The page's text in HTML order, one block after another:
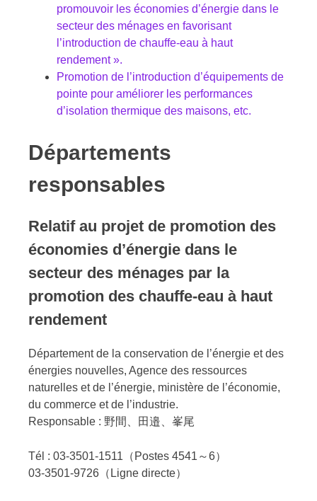
promouvoir les économies d’énergie dans le
secteur des ménages en favorisant
l’introduction de chauffe-eau à haut
rendement ».
Promotion de l’introduction d’équipements de
pointe pour améliorer les performances
d’isolation thermique des maisons, etc.
Départements
responsables
Relatif au projet de promotion des
économies d’énergie dans le
secteur des ménages par la
promotion des chauffe-eau à haut
rendement
Département de la conservation de l’énergie et des
énergies nouvelles, Agence des ressources
naturelles et de l’énergie, ministère de l’économie,
du commerce et de l’industrie.
Responsable : 野間、田邉、峯尾
Tél : 03-3501-1511（Postes 4541～6）
03-3501-9726（Ligne directe）